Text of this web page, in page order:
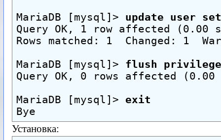
MariaDB [mysql]> update user
Query OK, 1 row affected (0.00
Rows matched: 1  Changed: 1
MariaDB [mysql]> flush
Query OK, 0 rows affected (0.00
MariaDB [mysql]> exit
Bye
Установка: